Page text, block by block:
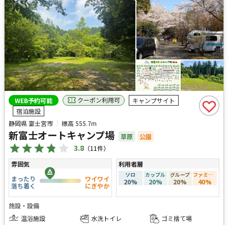
WEB予約可能 クーポン利用可
キャンプサイト
宿泊施設
静岡県 富士宮市
標高555.7m
新富士オートキャンプ場 草原 公園
3.8 （11件）
雰囲気
まったり
落ち着く
ワイワイ
にぎやか
利用者層
ソロ
20%
カップル
20%
グループ
20%
ファミリー
40%
施設・設備
温浴施設
水洗トイレ
ゴミ捨て場